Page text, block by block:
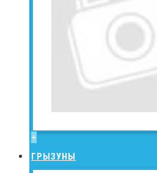
+
ГРЫЗУНЫ